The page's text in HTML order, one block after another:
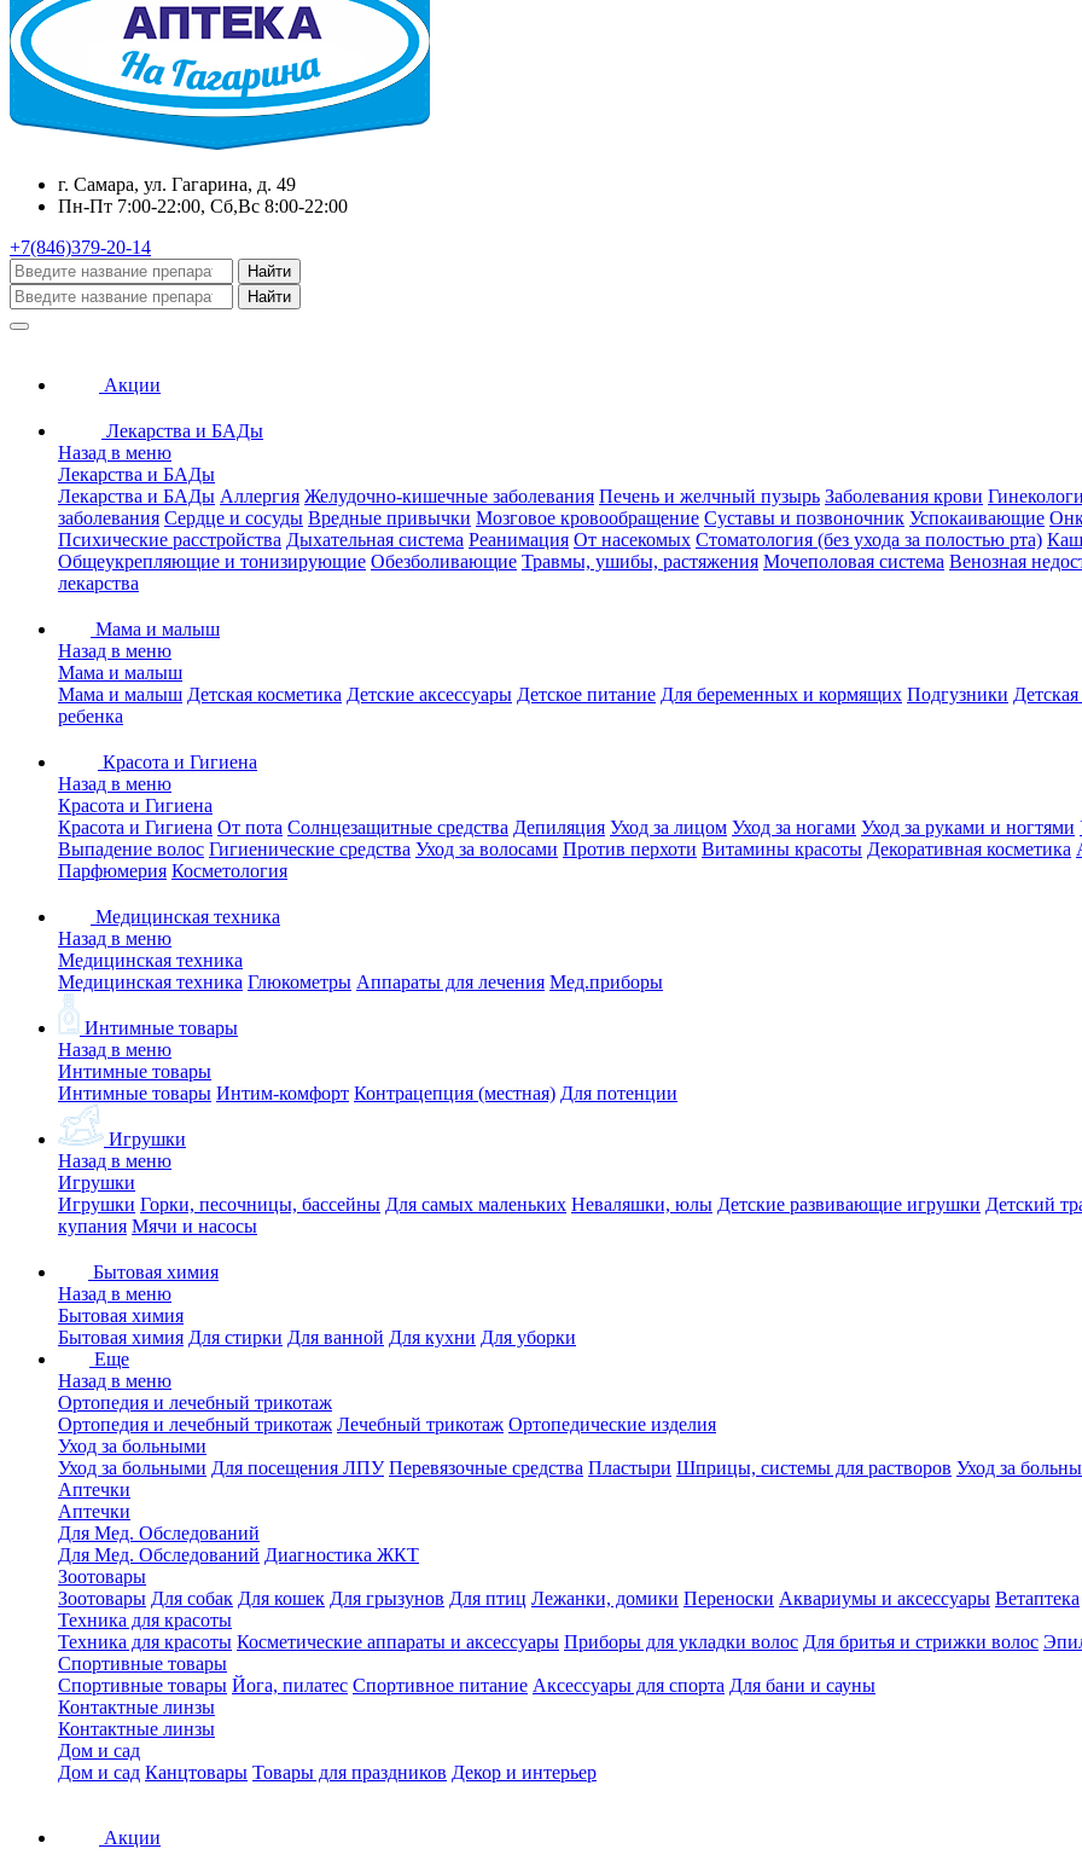
г. Самара, ул. Гагарина, д. 49
Пн-Пт 7:00-22:00, Сб,Вс 8:00-22:00
+7(846)379-20-14
Найти
Найти
Акции
Лекарства и БАДы
Назад в меню
Лекарства и БАДы
Лекарства и БАДы Аллергия Желудочно-кишечные заболевания Печень и желчный пузырь Заболевания крови
заболевания Сердце и сосуды Вредные привычки Мозговое кровообращение Суставы и позвоночник Успокаивающие
Психические расстройства Дыхательная система Реанимация От насекомых Стоматология (без ухода за полостью рта)
Общеукрепляющие и тонизирующие Обезболивающие Травмы, ушибы, растяжения Мочеполовая система Венозная
лекарства
Мама и малыш
Назад в меню
Мама и малыш
Мама и малыш Детская косметика Детские аксессуары Детское питание Для беременных и кормящих Подгузники
ребенка
Красота и Гигиена
Назад в меню
Красота и Гигиена
Красота и Гигиена От пота Солнцезащитные средства Депиляция Уход за лицом Уход за ногами Уход за руками и ногтями
Выпадение волос Гигиенические средства Уход за волосами Против перхоти Витамины красоты Декоративная косметика
Парфюмерия Косметология
Медицинская техника
Назад в меню
Медицинская техника
Медицинская техника Глюкометры Аппараты для лечения Мед.приборы
Интимные товары
Назад в меню
Интимные товары
Интимные товары Интим-комфорт Контрацепция (местная) Для потенции
Игрушки
Назад в меню
Игрушки
Игрушки Горки, песочницы, бассейны Для самых маленьких Неваляшки, юлы Детские развивающие игрушки Детский
купания Мячи и насосы
Бытовая химия
Назад в меню
Бытовая химия
Бытовая химия Для стирки Для ванной Для кухни Для уборки
Еще
Назад в меню
Ортопедия и лечебный трикотаж
Ортопедия и лечебный трикотаж Лечебный трикотаж Ортопедические изделия
Уход за больными
Уход за больными Для посещения ЛПУ Перевязочные средства Пластыри Шприцы, системы для растворов Уход за
Аптечки
Аптечки
Для Мед. Обследований
Для Мед. Обследований Диагностика ЖКТ
Зоотовары
Зоотовары Для собак Для кошек Для грызунов Для птиц Лежанки, домики Переноски Аквариумы и аксессуары Ветаптека
Техника для красоты
Техника для красоты Косметические аппараты и аксессуары Приборы для укладки волос Для бритья и стрижки волос
Спортивные товары
Спортивные товары Йога, пилатес Спортивное питание Аксессуары для спорта Для бани и сауны
Контактные линзы
Контактные линзы
Дом и сад
Дом и сад Канцтовары Товары для праздников Декор и интерьер
Акции